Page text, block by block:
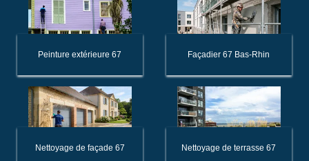
Peinture extérieure 67 Façadier 67 Bas-Rhin
Nettoyage de façade 67 Nettoyage de terrasse 67